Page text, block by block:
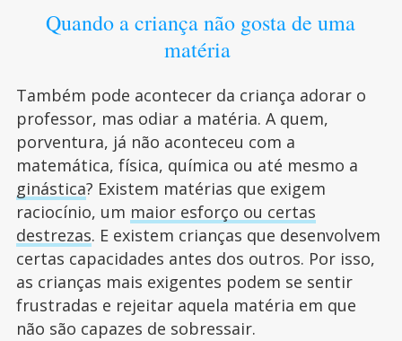
Quando a criança não gosta de uma
matéria
Também pode acontecer da criança adorar o
professor, mas odiar a matéria. A quem,
porventura, já não aconteceu com a
matemática, física, química ou até mesmo a
ginástica? Existem matérias que exigem
raciocínio, um maior esforço ou certas
destrezas. E existem crianças que desenvolvem
certas capacidades antes dos outros. Por isso,
as crianças mais exigentes podem se sentir
frustradas e rejeitar aquela matéria em que
não são capazes de sobressair.